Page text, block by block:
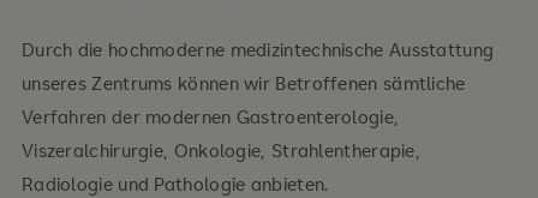
Durch die hochmoderne medizintechnische Ausstattung
unseres Zentrums können wir Betroffenen sämtliche
Verfahren der modernen Gastroenterologie,
Viszeralchirurgie, Onkologie, Strahlentherapie,
Radiologie und Pathologie anbieten.